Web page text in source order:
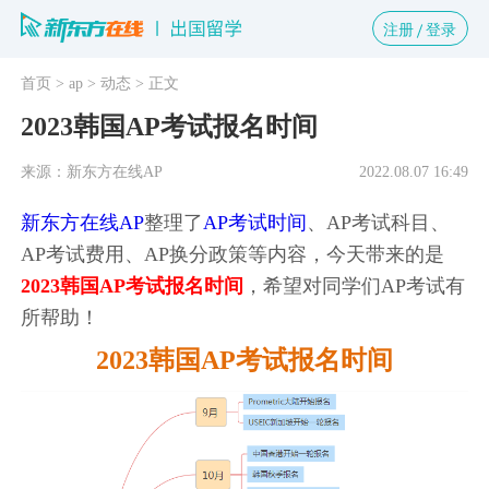
注册 登录
首页 > ap > 动态 > 正文
2023韩国AP考试报名时间
来源：新东方在线AP 2022.08.07 16:49
新东方在线AP整理了AP考试时间 、AP考试科目、
AP考试费用、AP换分政策等内容，今天带来的是
2023韩国AP考试报名时间 ，希望对同学们AP考试有
所帮助！
2023韩国AP考试报名时间